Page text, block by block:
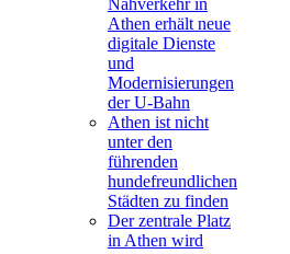
Nahverkehr in
Athen erhält neue
digitale Dienste
und
Modernisierungen
der U-Bahn
Athen ist nicht
unter den
führenden
hundefreundlichen
Städten zu finden
Der zentrale Platz
in Athen wird